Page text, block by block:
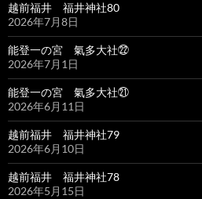
越前福井 福井神社80
2026年7月8日
能登一の宮 氣多大社㉒
2026年7月1日
能登一の宮 氣多大社㉑
2026年6月11日
越前福井 福井神社79
2026年6月10日
越前福井 福井神社78
2026年5月15日